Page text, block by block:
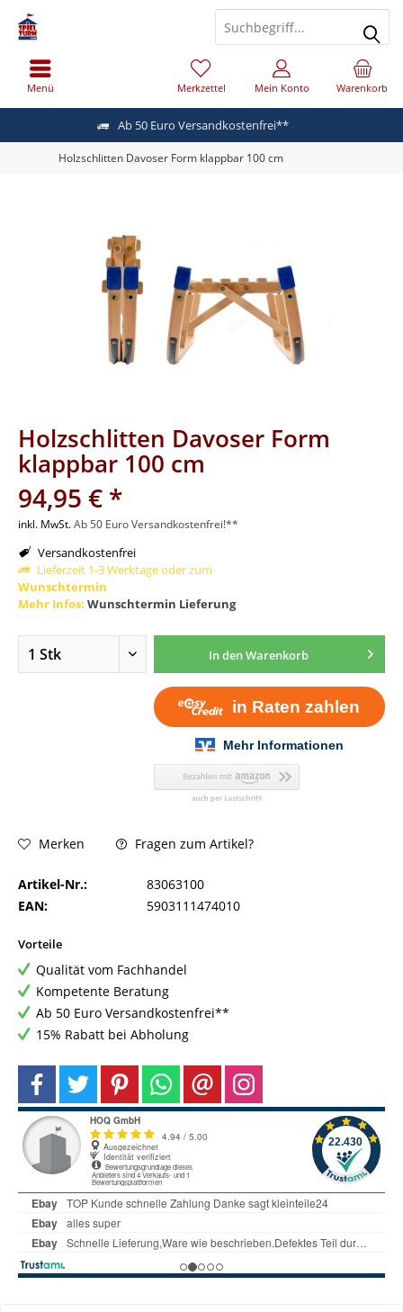
Ab 50 Euro Versandkostenfrei**
Menü Warenkorb
Merkzettel Mein Konto
Holzschlitten Davoser Form klappbar 100 cm
Holzschlitten Davoser Form
klappbar 100 cm
94,95 € *
inkl. MwSt.Ab 50 Euro Versandkostenfrei!**
Versandkostenfrei
Lieferzeit 1-3 Werktage oder zum
Wunschtermin
Mehr Infos: Wunschtermin Lieferung
In denWarenkorb
Merken Fragen zum Artikel?
Artikel-Nr.:
83063100
EAN:
5903111474010
Vorteile
Qualität vom Fachhandel
Kompetente Beratung
Ab 50 Euro Versandkostenfrei**
15% Rabatt bei Abholung